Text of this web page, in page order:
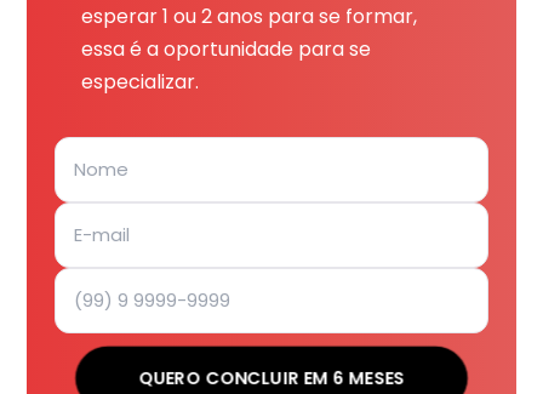
esperar 1 ou 2 anos para se formar,
essa é a oportunidade para se
especializar.
QUERO CONCLUIR EM 6 MESES